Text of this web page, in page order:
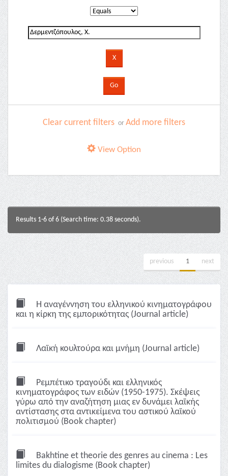
Clear current filters or Add more filters
View Option
Results 1-6 of 6 (Search time: 0.38 seconds).
previous 1 next
H αναγέννηση του ελληνικού κινηματογράφου
και η κίρκη της εμπορικότητας (Journal article)
Λαϊκή κουλτούρα και μνήμη (Journal article)
Pεμπέτικο τραγούδι και ελληνικός
κινηματογράφος των ειδών (1950-1975). Σκέψεις
γύρω από την αναζήτηση μιας εν δυνάμει λαϊκής
αντίστασης στα αντικείμενα του αστικού λαϊκού
πολιτισμού (Book chapter)
Bakhtine et theorie des genres au cinema : Les
limites du dialogisme (Book chapter)